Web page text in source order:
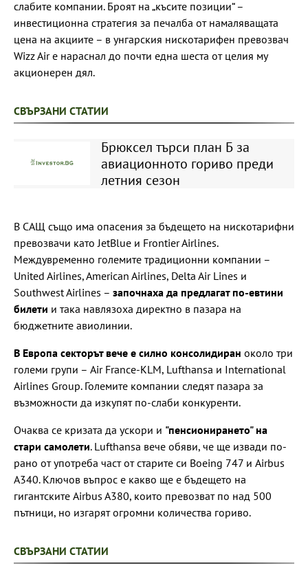
слабите компании. Броят на „късите позиции“ –
инвестиционна стратегия за печалба от намаляващата
цена на акциите – в унгарския нискотарифен превозвач
Wizz Air е нараснал до почти една шеста от целия му
акционерен дял.
СВЪРЗАНИ СТАТИИ
Брюксел търси план Б за
авиационното гориво преди
летния сезон
В САЩ също има опасения за бъдещето на нискотарифни
превозвачи като JetBlue и Frontier Airlines.
Междувременно големите традиционни компании –
United Airlines, American Airlines, Delta Air Lines и
Southwest Airlines – започнаха да предлагат по-евтини
билети и така навлязоха директно в пазара на
бюджетните авиолинии.
В Европа секторът вече е силно консолидиран около три
големи групи – Air France-KLM, Lufthansa и International
Airlines Group. Големите компании следят пазара за
възможности да изкупят по-слаби конкуренти.
Очаква се кризата да ускори и "пенсионирането" на
стари самолети. Lufthansa вече обяви, че ще извади по-
рано от употреба част от старите си Boeing 747 и Airbus
A340. Ключов въпрос е какво ще е бъдещето на
гигантските Airbus A380, които превозват по над 500
пътници, но изгарят огромни количества гориво.
СВЪРЗАНИ СТАТИИ